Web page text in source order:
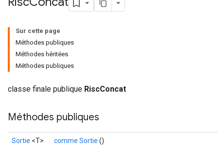
Sur cette page
Méthodes publiques
Méthodes héritées
Méthodes publiques
classe finale publique RiscConcat
Méthodes publiques
Sortie <T> comme Sortie ()